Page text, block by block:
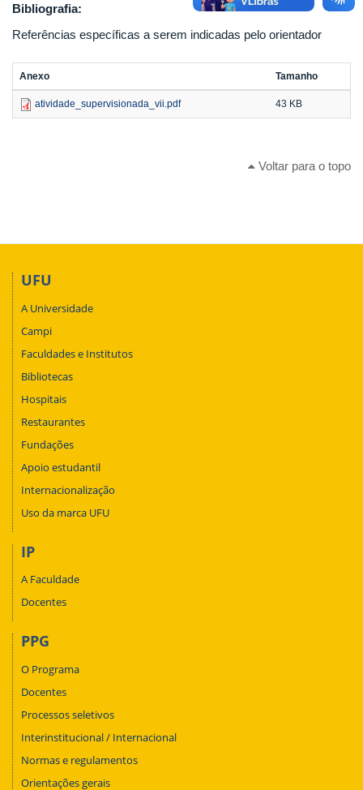
Bibliografia:
Referências específicas a serem indicadas pelo orientador
Anexo Tamanho
atividade_supervisionada_vii.pdf 43 KB
Voltar para o topo
UFU
A Universidade
Campi
Faculdades e Institutos
Bibliotecas
Hospitais
Restaurantes
Fundações
Apoio estudantil
Internacionalização
Uso da marca UFU
IP
A Faculdade
Docentes
PPG
O Programa
Docentes
Processos seletivos
Interinstitucional / Internacional
Normas e regulamentos
Orientações gerais